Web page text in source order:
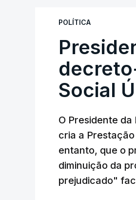
POLÍTICA
Social
O Presidente
cria a
entanto, que o
diminuição da
prejudicado"